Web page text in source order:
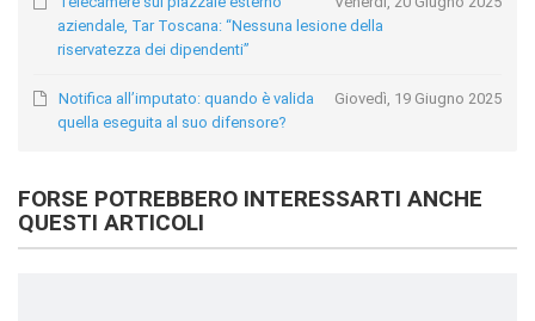
aziendale, Tar Toscana: “Nessuna lesione della
riservatezza dei dipendenti”
Giovedì, 19 Giugno 2025
Notifica all’imputato: quando è valida
quella eseguita al suo difensore?
FORSE POTREBBERO INTERESSARTI ANCHE
QUESTI ARTICOLI